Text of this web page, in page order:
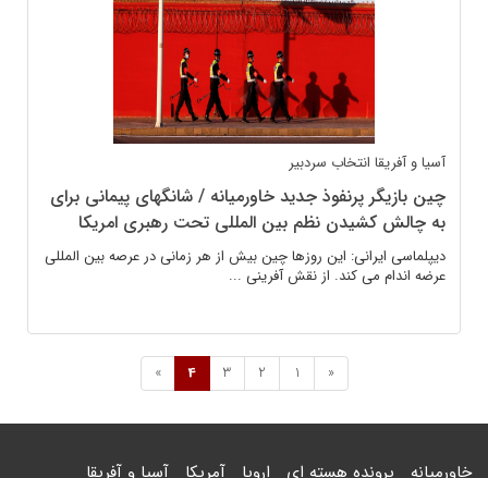
آسیا و آفریقا انتخاب سردبیر
چین بازیگر پرنفوذ جدید خاورمیانه / شانگهای پیمانی برای
به چالش کشیدن نظم بین المللی تحت رهبری امریکا
دیپلماسی ایرانی: این روزها چین بیش از هر زمانی در عرصه بین المللی
عرضه اندام می کند. از نقش آفرینی ...
«
1
2
3
4
»
خاورمیانه پرونده هسته ای اروپا آمریکا آسیا و آفریقا